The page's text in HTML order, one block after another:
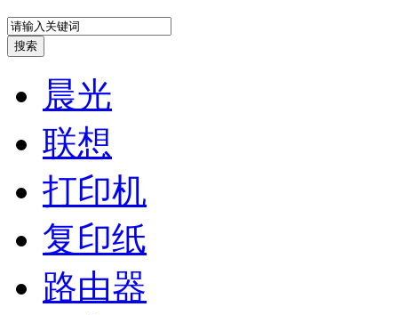
晨光
联想
打印机
复印纸
路由器